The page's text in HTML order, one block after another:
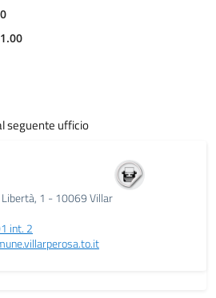
seguente ufficio
Libertà, 1 - 10069 Villar
int. 2